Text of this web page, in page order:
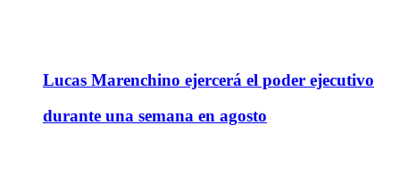
Lucas Marenchino ejercerá el poder ejecutivo
durante una semana en agosto